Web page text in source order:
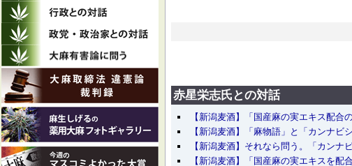
赤星栄志氏との対話
【新潟麦酒】「国産麻の実エキス配
【新潟麦酒】「麻物語」と「カンナビ
【新潟麦酒】それなら問う。「カンナ
【新潟麦酒】「国産麻の実エキスを